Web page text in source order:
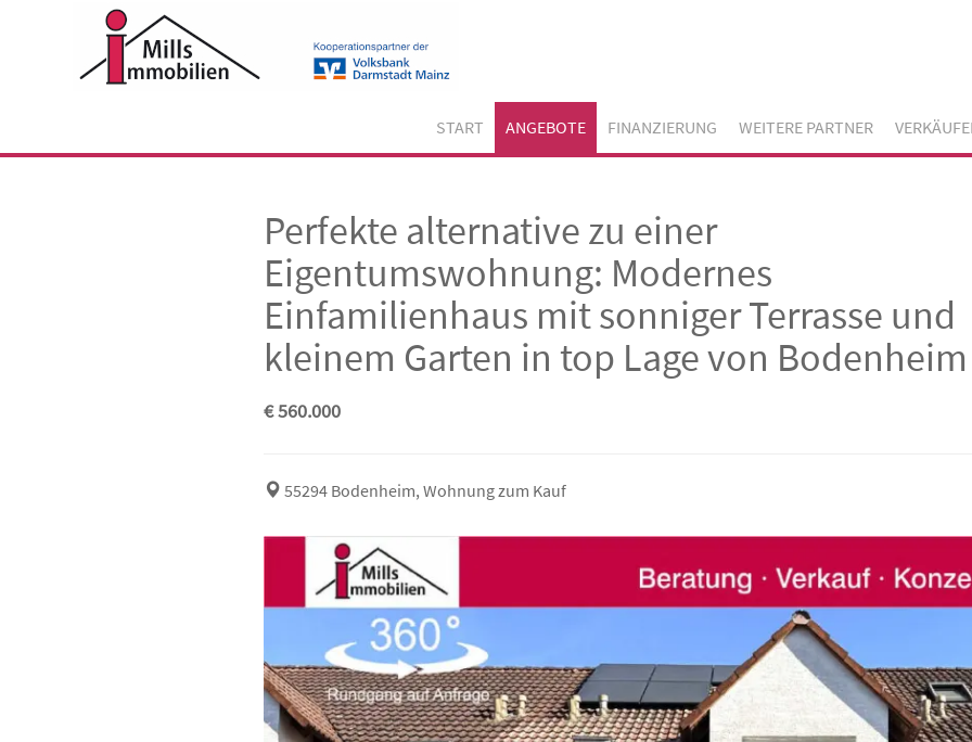
START ANGEBOTE FINANZIERUNG WEITERE PARTNER
Perfekte alternative zu einer
Eigentumswohnung: Modernes
Einfamilienhaus mit sonniger Terrasse und
kleinem Garten in top Lage von Bodenheim
€ 560.000
55294 Bodenheim, Wohnung zum Kauf